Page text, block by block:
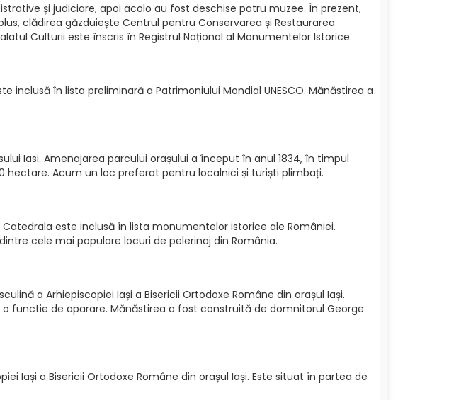
și judiciare, apoi acolo au fost deschise patru muzee. În prezent,
clădirea găzduiește Centrul pentru Conservarea și Restaurarea
Culturii este înscris în Registrul Național al Monumentelor Istorice.
inclusă în lista preliminară a Patrimoniului Mondial UNESCO. Mănăstirea a
Iasi. Amenajarea parcului orașului a început în anul 1834, în timpul
hectare. Acum un loc preferat pentru localnici și turiști plimbați.
este inclusă în lista monumentelor istorice ale României.
cele mai populare locuri de pelerinaj din România.
a Arhiepiscopiei Iași a Bisericii Ortodoxe Române din orașul Iași.
functie de aparare. Mănăstirea a fost construită de domnitorul George
Iași a Bisericii Ortodoxe Române din orașul Iași. Este situat în partea de